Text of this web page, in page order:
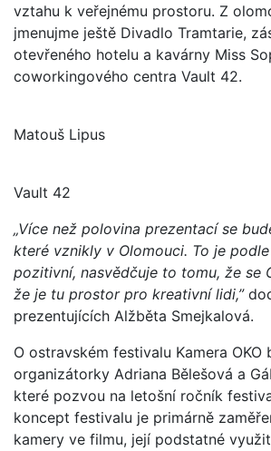
vztahu k veřejnému prostoru. Z
jmenujme ještě Divadlo Tramtarie,
otevřeného hotelu a kavárny Miss
coworkingového centra Vault 42.
Matouš Lipus
Vault 42
„Více než polovina prezentací se
které vznikly v Olomouci. To je
pozitivní, nasvědčuje to tomu, že se
že je tu prostor pro kreativní lidi,”
prezentujících Alžběta Smejkalová.
O ostravském festivalu Kamera OKO
organizátorky Adriana Bělešová a
které pozvou na letošní ročník
koncept festivalu je primárně
kamery ve filmu, její podstatné